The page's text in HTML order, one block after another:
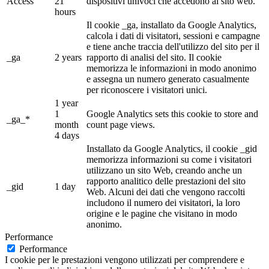
hours
_ga 2 years
Il cookie _ga, installato da Google Analytics,
calcola i dati di visitatori, sessioni e campagne
e tiene anche traccia dell'utilizzo del sito per il
rapporto di analisi del sito. Il cookie
memorizza le informazioni in modo anonimo
e assegna un numero generato casualmente
per riconoscere i visitatori unici.
_ga_*
1 year
1
month
4 days
Google Analytics sets this cookie to store and
count page views.
_gid 1 day
Installato da Google Analytics, il cookie _gid
memorizza informazioni su come i visitatori
utilizzano un sito Web, creando anche un
rapporto analitico delle prestazioni del sito
Web. Alcuni dei dati che vengono raccolti
includono il numero dei visitatori, la loro
origine e le pagine che visitano in modo
anonimo.
Performance
Performance
I cookie per le prestazioni vengono utilizzati per comprendere e